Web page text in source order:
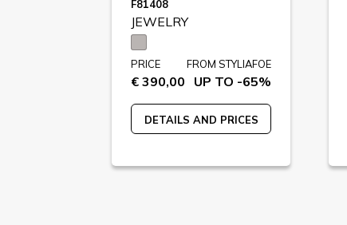
F81408
JEWELRY
PRICE
€ 390,00
FROM STYLIAFOE
UP TO -65%
DETAILS AND PRICES